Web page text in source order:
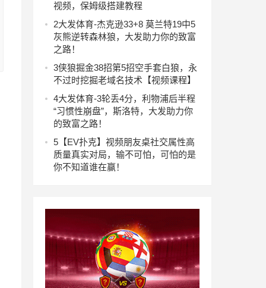
视频，保姆级搭建教程
2大发体育-杰克逊33+8 莫兰特19中5
灰熊逆转森林狼，大发助力你的致富
之路！
3侠狼掘金38招第5招空手套白狼，永
不过时挖掘老域名技术【视频课程】
4大发体育-3轮丢4分，利物浦后半程
“习惯性崩盘”，斯洛特，大发助力你
的致富之路！
5 【EV扑克】视频朋友桌社交属性高
质量真实对局，输不可怕，可怕的是
你不知道谁在赢！